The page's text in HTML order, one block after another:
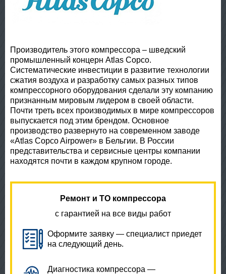
Производитель этого компрессора – шведский
промышленный концерн Atlas Copco.
Систематические инвестиции в развитие технологии
сжатия воздуха и разработку самых разных типов
компрессорного оборудования сделали эту компанию
признанным мировым лидером в своей области.
Почти треть всех производимых в мире компрессоров
выпускается под этим брендом. Основное
производство развернуто на современном заводе
«Atlas Copco Airpower» в Бельгии. В России
представительства и сервисные центры компании
находятся почти в каждом крупном городе.
Ремонт и ТО компрессора
с гарантией на все виды работ
Оформите заявку — специалист приедет
на следующий день.
Диагностика компрессора —